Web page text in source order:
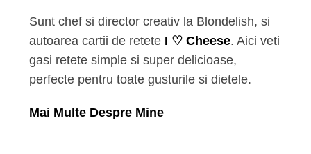
Sunt chef si director creativ la Blondelish, si
autoarea cartii de retete I ♡ Cheese. Aici veti
gasi retete simple si super delicioase,
perfecte pentru toate gusturile si dietele.
Mai Multe Despre Mine